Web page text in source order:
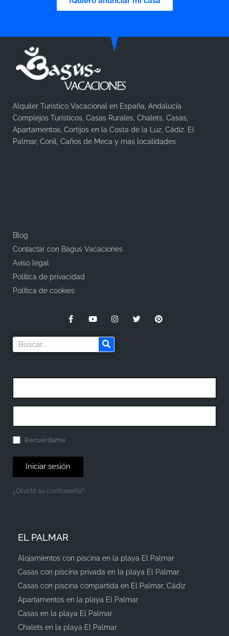
Alquiler Turístico Vacacional en España, Andalucía.
Complejos Turísticos, Casas Rurales, Chalets, Casas,
Apartamentos, Cortijos en la Costa de la Luz, Cádiz. El
Palmar, Conil, Caños de Meca y mas localidades
Blog
Contactar con Bagus Vacaciones
Aviso legal
Política de privacidad
Política de cookies
Recuérdame
Iniciar sesión
¿Olvidó su contraseña?
EL PALMAR
Alojamientos con piscina en la playa El Palmar
Casas con piscina privada en la playa El Palmar
Casas con piscina compartida en El Palmar, Cádiz
Apartamentos en la playa El Palmar
Casas en la playa El Palmar
Chalets en la playa El Palmar